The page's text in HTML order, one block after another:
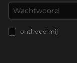
onthoud mij